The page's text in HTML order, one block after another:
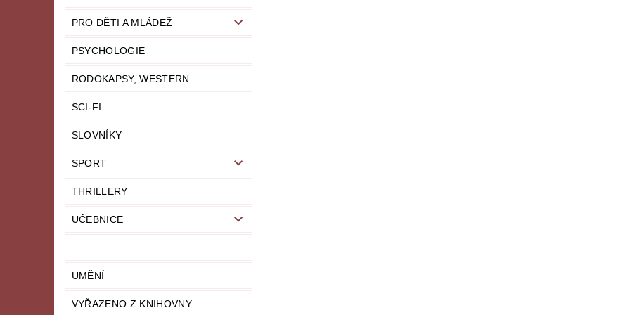
PRO DĚTI A MLÁDEŽ
PSYCHOLOGIE
RODOKAPSY, WESTERN
SCI-FI
SLOVNÍKY
SPORT
THRILLERY
UČEBNICE
UMĚNÍ
VYŘAZENO Z KNIHOVNY